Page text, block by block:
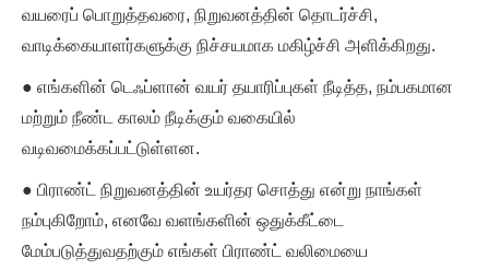
வயரைப் பொறுத்தவரை, நிறுவனத்தின் தொடர்ச்சி,
வாடிக்கையாளர்களுக்கு நிச்சயமாக மகிழ்ச்சி அளிக்கிறது.
● எங்களின் டெஃப்ளான் வயர் தயாரிப்புகள் நீடித்த, நம்பகமான
மற்றும் நீண்ட காலம் நீடிக்கும் வகையில்
வடிவமைக்கப்பட்டுள்ளன.
● பிராண்ட் நிறுவனத்தின் உயர்தர சொத்து என்று நாங்கள்
நம்புகிறோம், எனவே வளங்களின் ஒதுக்கீட்டை
மேம்படுத்துவதற்கும் எங்கள் பிராண்ட் வலிமையை